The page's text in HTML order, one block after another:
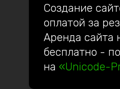
Создание
оплатой за
Аренда сайта
бесплатно -
на «Unicode-